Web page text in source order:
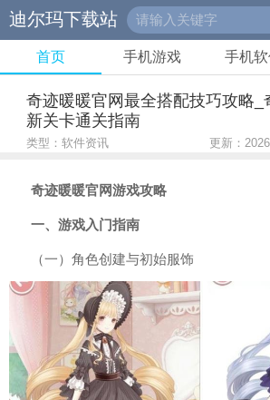
迪尔玛下载站
首页 手机游戏 手机
奇迹暖暖官网最全搭配技巧攻略_
新关卡通关指南
类型：软件资讯 更新：
奇迹暖暖官网游戏攻略
一、游戏入门指南
（一）角色创建与初始服饰